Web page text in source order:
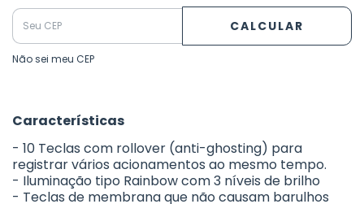
CALCULAR
Não sei meu CEP
Características
- 10 Teclas com rollover (anti-ghosting) para
registrar vários acionamentos ao mesmo tempo.
- Iluminação tipo Rainbow com 3 níveis de brilho
- Teclas de membrana que não causam barulhos